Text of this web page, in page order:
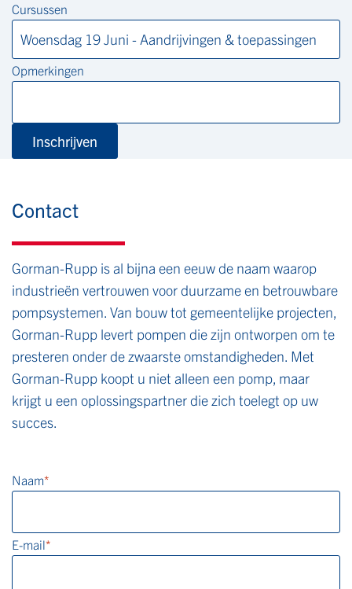
Cursussen
Opmerkingen
Inschrijven
Contact
Gorman-Rupp is al bijna een eeuw de naam waarop
industrieën vertrouwen voor duurzame en betrouwbare
pompsystemen. Van bouw tot gemeentelijke projecten,
Gorman-Rupp levert pompen die zijn ontworpen om te
presteren onder de zwaarste omstandigheden. Met
Gorman-Rupp koopt u niet alleen een pomp, maar
krijgt u een oplossingspartner die zich toelegt op uw
succes.
Naam*
E-mail*